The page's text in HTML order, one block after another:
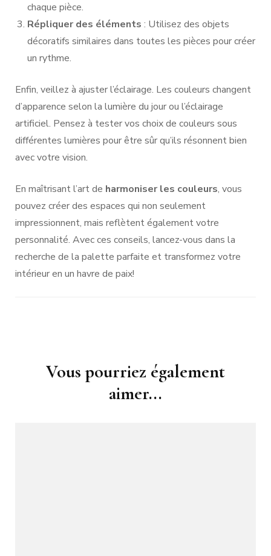
chaque pièce.
Répliquer des éléments : Utilisez des objets
décoratifs similaires dans toutes les pièces pour créer
un rythme.
Enfin, veillez à ajuster l’éclairage. Les couleurs changent
d’apparence selon la lumière du jour ou l’éclairage
artificiel. Pensez à tester vos choix de couleurs sous
différentes lumières pour être sûr qu’ils résonnent bien
avec votre vision.
En maîtrisant l’art de harmoniser les couleurs, vous
pouvez créer des espaces qui non seulement
impressionnent, mais reflètent également votre
personnalité. Avec ces conseils, lancez-vous dans la
recherche de la palette parfaite et transformez votre
intérieur en un havre de paix!
Navigation
Vous pourriez également
aimer...